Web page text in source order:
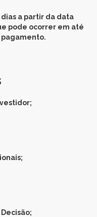
dias a partir da data
pode ocorrer em até
pagamento.